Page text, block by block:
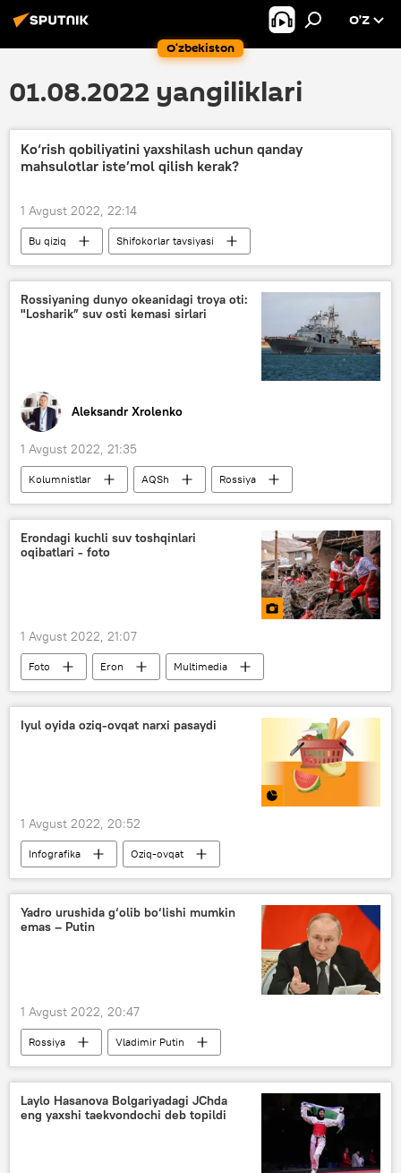
O‘zbekiston
O’Z
01.08.2022 yangiliklari
Ko‘rish qobiliyatini yaxshilash uchun qanday
mahsulotlar iste’mol qilish kerak?
1 Avgust 2022, 22:14
Bu qiziq
Shifokorlar tavsiyasi
salomatlik
baliq yog‘i vitamin
Rossiyaning dunyo okeanidagi troya oti:
"Losharik” suv osti kemasi sirlari
Aleksandr Xrolenko
1 Avgust 2022, 21:35
Kolumnistlar AQSh Rossiya
Erondagi kuchli suv toshqinlari
oqibatlari - foto
1 Avgust 2022, 21:07
Foto Eron Multimedia
Iyul oyida oziq-ovqat narxi pasaydi
1 Avgust 2022, 20:52
Infografika
Oziq-ovqat
Davlat statistika qo‘mitasi
narx-navo
Yadro urushida g‘olib bo‘lishi mumkin
emas – Putin
1 Avgust 2022, 20:47
Rossiya Vladimir Putin
Laylo Hasanova Bolgariyadagi JChda
eng yaxshi taekvondochi deb topildi